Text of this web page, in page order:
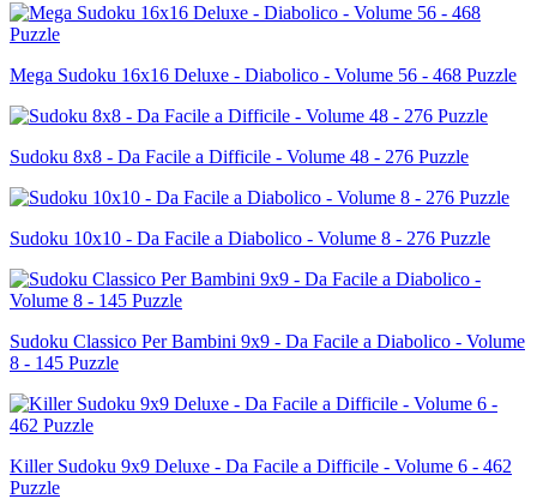
Mega Sudoku 16x16 Deluxe - Diabolico - Volume 56 - 468 Puzzle
Sudoku 8x8 - Da Facile a Difficile - Volume 48 - 276 Puzzle
Sudoku 10x10 - Da Facile a Diabolico - Volume 8 - 276 Puzzle
Sudoku Classico Per Bambini 9x9 - Da Facile a Diabolico - Volume
8 - 145 Puzzle
Killer Sudoku 9x9 Deluxe - Da Facile a Difficile - Volume 6 - 462
Puzzle